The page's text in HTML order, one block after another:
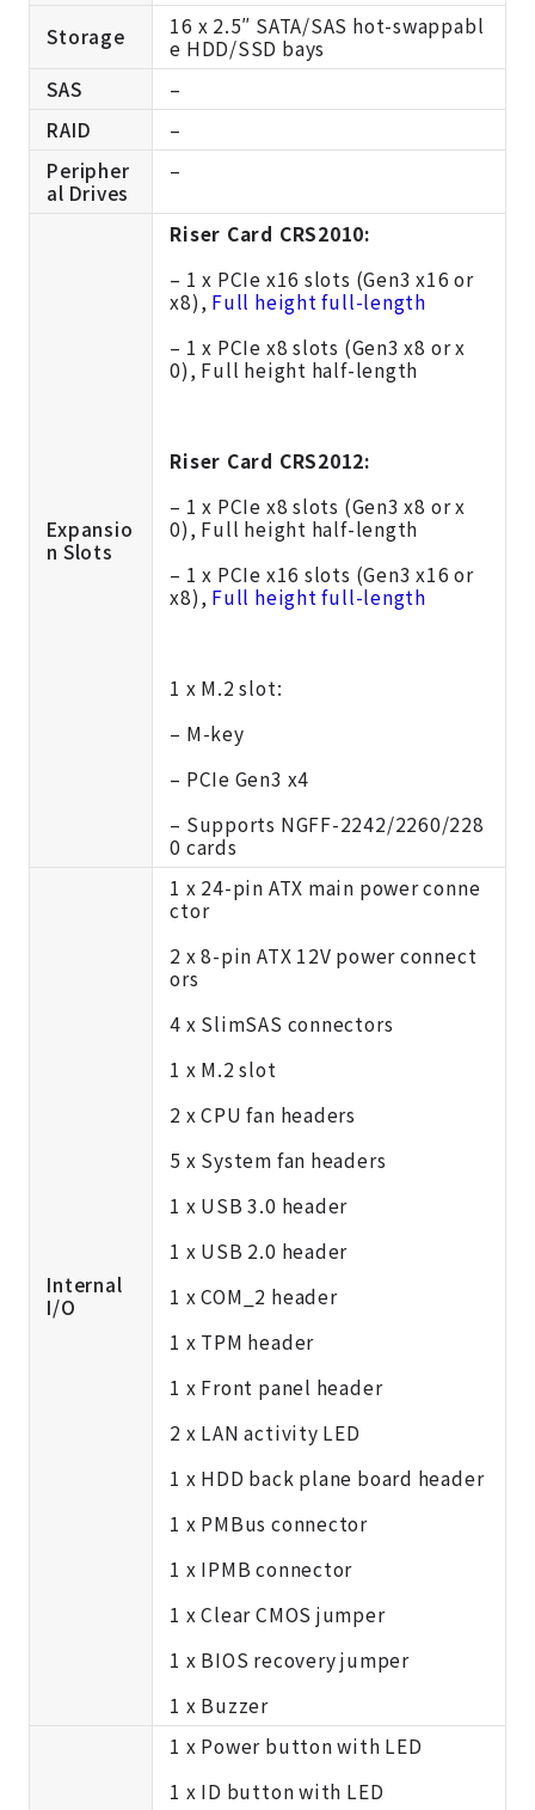
Storage
16 x 2.5″ SATA/SAS hot-swappabl
e HDD/SSD bays
SAS
–
RAID
–
Peripher
al Drives
–
Expansio
n Slots
Riser Card CRS2010:
– 1 x PCIe x16 slots (Gen3 x16 or
x8), Full height full-length
– 1 x PCIe x8 slots (Gen3 x8 or x
0), Full height half-length
Riser Card CRS2012:
– 1 x PCIe x8 slots (Gen3 x8 or x
0), Full height half-length
– 1 x PCIe x16 slots (Gen3 x16 or
x8), Full height full-length
1 x M.2 slot:
– M-key
– PCIe Gen3 x4
– Supports NGFF-2242/2260/228
0 cards
Internal
I/O
1 x 24-pin ATX main power conne
ctor
2 x 8-pin ATX 12V power connect
ors
4 x SlimSAS connectors
1 x M.2 slot
2 x CPU fan headers
5 x System fan headers
1 x USB 3.0 header
1 x USB 2.0 header
1 x COM_2 header
1 x TPM header
1 x Front panel header
2 x LAN activity LED
1 x HDD back plane board header
1 x PMBus connector
1 x IPMB connector
1 x Clear CMOS jumper
1 x BIOS recovery jumper
1 x Buzzer
1 x Power button with LED
1 x ID button with LED